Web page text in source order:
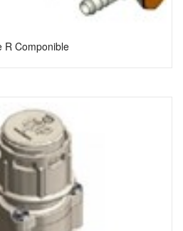
R Componible